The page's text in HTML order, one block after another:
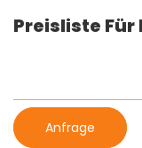
Preisliste
Anfrage